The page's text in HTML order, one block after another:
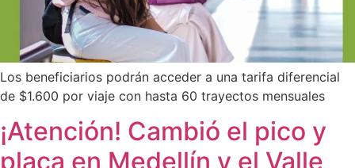
Los beneficiarios podrán acceder a una tarifa diferencial
de $1.600 por viaje con hasta 60 trayectos mensuales
¡Atención! Cambió el pico y
placa en Medellín y el Valle